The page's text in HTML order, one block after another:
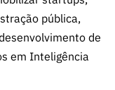
pública,
de
em Inteligência